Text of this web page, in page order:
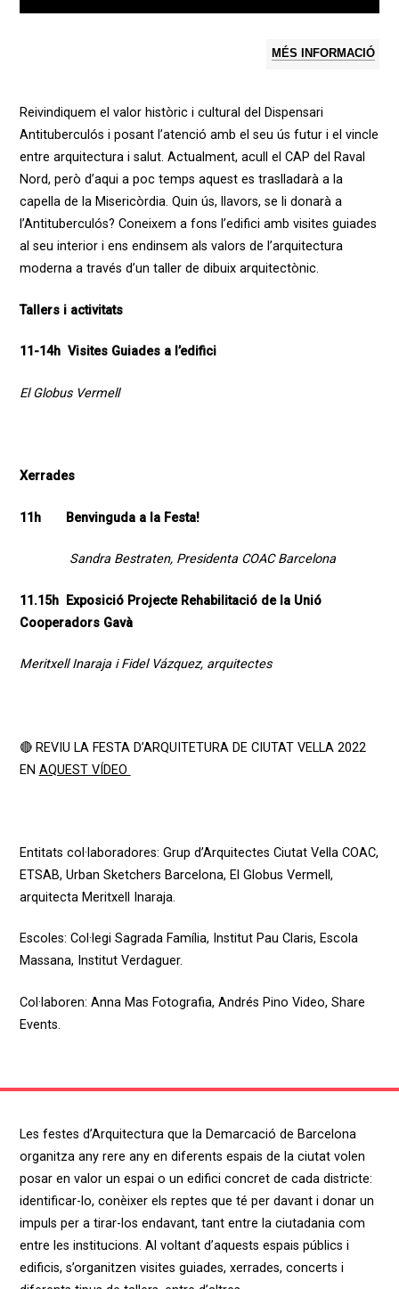
MÉS INFORMACIÓ
Reivindiquem el valor històric i cultural del Dispensari
Antitubercul ós i posant l’atenció amb el seu ús futur i el vincle
entre arquitectura i salut. Actualment, acull el CAP del Raval
Nord, però d’aqui a poc temps aquest es traslladarà a la
capella de la Misericòrdia. Quin ús, llavors, se li donarà a
l’Antituberculós? Coneixem a fons l’edifici amb visites guiades
al seu interior i ens endinsem als valors de l’arquitectura
moderna a través d’un taller de dibuix arquitectònic.
Tallers i activitats
11-14h Visites Guiades a l’edifici
El Globus Vermell
Xerrades
11h Benvinguda a la Festa!
Sandra Bestraten, Presidenta COAC Barcelona
11.15h Exposició Projecte Rehabilitació de la Unió
Cooperadors Gavà
Meritxell Inaraja i Fidel Vázquez, arquitectes
🔴 REVIU LA FESTA D’ARQUITETURA DE CIUTAT VELLA 2022
EN AQUEST VÍDEO
Entitats col·laboradores: Grup d’Arquitectes CiutatVella COAC,
ETSAB, Urban Sketchers Barcelona, El Globus Vermell ,
arquitecta Meritxell
Inaraja.
Escoles: Col·legi Sagrada Família, InstitutPau Claris, Escola
Massana, Institut Verdaguer.
Col·laboren: Anna Mas Fotografia, Andrés Pino Video, Share
Events.
Les festes d’Arquitectura que la Demarcació de Barcelona
organitza any rere any en diferents espais de la ciutat volen
posar en valor un espai o un edifici concret de cada districte:
identificar-lo, conèixer els reptes que té per davant i donar un
impuls per a tirar-los endavant, tant entre la ciutadania com
entre les institucions. Al voltant d’aquests espais públics i
edificis, s’organitzen visites guiades, xerrades, concerts i